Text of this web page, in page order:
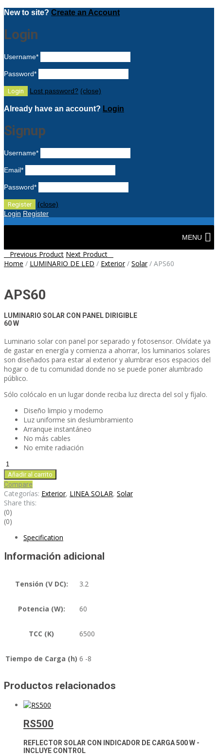
New to site? Create an Account
Login
Username*
Password*
Lost password? (close)
Already have an account? Login
Signup
Username*
Email*
Password*
(close)
Login Register
Skip
MENU
Post
navigation
Previous Product Next Product
Home / LUMINARIO DE LED / Exterior/ Solar/ APS60
APS60
LUMINARIO SOLAR CON PANEL DIRIGIBLE
60 W
Luminario solar con panel por separado y fotosensor. Olvídate ya
de gastar en energía y comienza a ahorrar, los luminarios solares
son diseñados para estar al exterior y alumbrar esos espacios del
hogar o de tu comunidad donde no se puede poner alumbrado
público.
Sólo colócalo en un lugar donde reciba luz directa del sol y fíjalo.
Diseño limpio y moderno
Luz uniforme sin deslumbramiento
Arranque instantáneo
No más cables
No emite radiación
APS60
cantidad
Añadir al carrito
Compare
Categorías: Exterior, LINEA SOLAR, Solar
Share this:
(0)
(0)
Specification
Información adicional
Tensión (V DC): 3.2
Potencia (W): 60
TCC (K) 6500
Tiempo de Carga (h) 6 -8
Productos relacionados
RS500
REFLECTOR SOLAR CON INDICADOR DE CARGA500 W -
INCLUYE CONTROL